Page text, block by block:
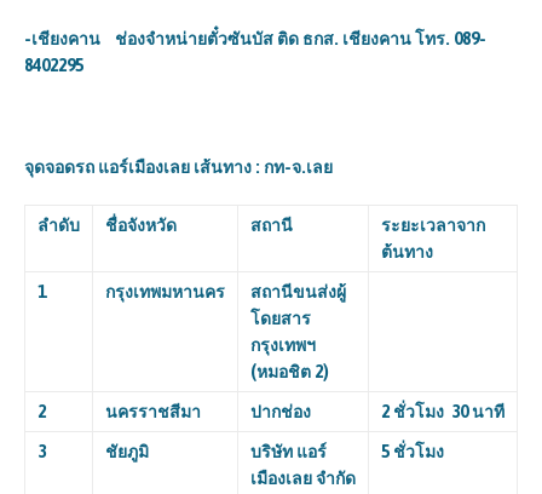
-เชียงคาน ช่องจำหน่ายตั๋วซันบัส ติด ธกส. เชียงคาน โทร. 089-
8402295
จุดจอดรถ แอร์เมืองเลย เส้นทาง : กท-จ.เลย
ลำดับ ชื่อจังหวัด สถานี
ระยะเวลาจาก
ต้นทาง
1 กรุงเทพมหานคร
สถานีขนส่งผู้
โดยสาร
กรุงเทพฯ
(หมอชิต 2)
2 นครราชสีมา ปากช่อง 2 ชั่วโมง 30 นาที
3 ชัยภูมิ
บริษัท แอร์
เมืองเลย จำกัด
5 ชั่วโมง